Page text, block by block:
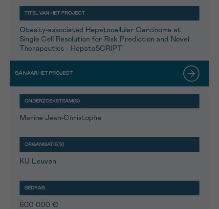
Obesity-associated Hepatocellular Carcinoma at
Single Cell Resolution for Risk Prediction and Novel
Therapeutics - HepatoSCRIPT
Marine Jean-Christophe
KU Leuven
600 000 €